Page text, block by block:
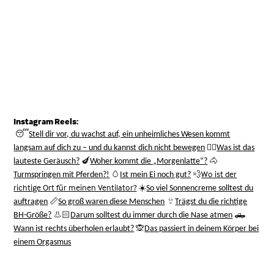
Instagram Reels:
😴Stell dir vor, du wachst auf, ein unheimliches Wesen kommt
langsam auf dich zu – und du kannst dich nicht bewegen 👂🏻Was ist das
lauteste Geräusch? 🍆Woher kommt die „Morgenlatte“? 🐴
Turmspringen mit Pferden?! 🥚 Ist mein Ei noch gut? 💨Wo ist der
richtige Ort für meinen Ventilator? ☀️So viel Sonnencreme solltest du
auftragen 📏So groß waren diese Menschen 👙Trägst du die richtige
BH-Größe? 👃🏻Darum solltest du immer durch die Nase atmen 🛻
Wann ist rechts überholen erlaubt? 🙊Das passiert in deinem Körper bei
einem Orgasmus